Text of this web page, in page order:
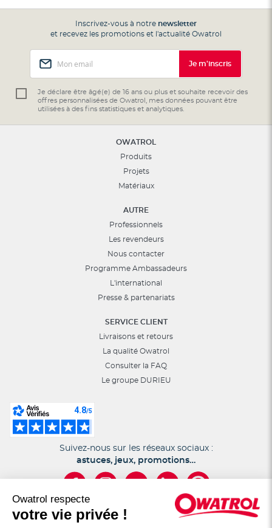
Owatrol respecte
votre vie privée !
Inscrivez-vous à notre newsletter
et recevez les promotions et l'actualité Owatrol
notre
lettre
d’information
Je m'inscris
Je déclare être âgé(e) de 16 ans ou plus et souhaite recevoir des
offres personnalisées de Owatrol, mes données pouvant être
utilisées à des fins statistiques et analytiques.
OWATROL
Produits
Projets
Matériaux
AUTRE
Professionnels
Les revendeurs
Nous contacter
Programme Ambassadeurs
L'international
Presse & partenariats
SERVICE CLIENT
Livraisons et retours
La qualité Owatrol
Consulter la FAQ
Le groupe DURIEU
Suivez-nous sur les réseaux sociaux :
astuces, jeux, promotions…